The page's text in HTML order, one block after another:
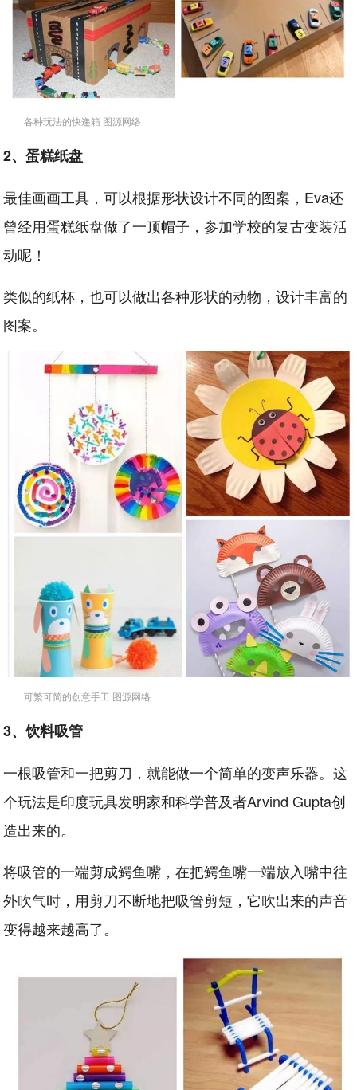
各种玩法的快递箱 图源网络
2、蛋糕纸盘
最佳画画工具，可以根据形状设计不同的图案，Eva还
曾经用蛋糕纸盘做了一顶帽子，参加学校的复古变装活
动呢！
类似的纸杯，也可以做出各种形状的动物，设计丰富的
图案。
可繁可简的创意手工 图源网络
3、饮料吸管
一根吸管和一把剪刀，就能做一个简单的变声乐器。这
个玩法是印度玩具发明家和科学普及者Arvind Gupta创
造出来的。
将吸管的一端剪成鳄鱼嘴，在把鳄鱼嘴一端放入嘴中往
外吹气时，用剪刀不断地把吸管剪短，它吹出来的声音
变得越来越高了。